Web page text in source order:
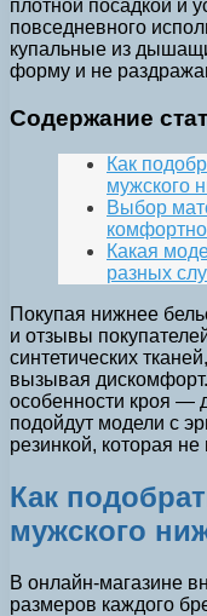
плотной посадкой и
повседневного
купальные из
форму и не
Содержание
Как
мужского
Выбор
Какая
разных
Покупая нижнее
и отзывы
синтетических
вызывая
особенности кроя —
подойдут модели с
резинкой, которая не
Как
мужского
В онлайн-магазине
размеров каждого